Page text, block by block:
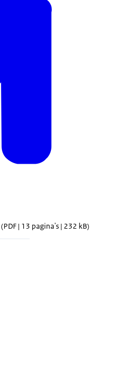
(PDF | 13 pagina's | 232 kB)